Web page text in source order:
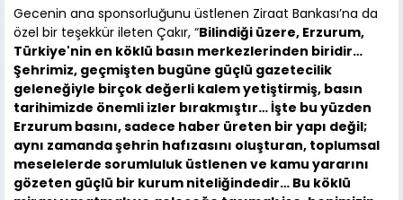
Gecenin ana sponsorluğunu üstlenen Ziraat Bankası’na da
özel bir teşekkür ileten Çakır, “Bilindiği üzere, Erzurum,
Türkiye'nin en köklü basın merkezlerinden biridir…
Şehrimiz, geçmişten bugüne güçlü gazetecilik
geleneğiyle birçok değerli kalem yetiştirmiş, basın
tarihimizde önemli izler bırakmıştır… İşte bu yüzden
Erzurum basını, sadece haber üreten bir yapı değil;
aynı zamanda şehrin hafızasını oluşturan, toplumsal
meselelerde sorumluluk üstlenen ve kamu yararını
gözeten güçlü bir kurum niteliğindedir… Bu köklü